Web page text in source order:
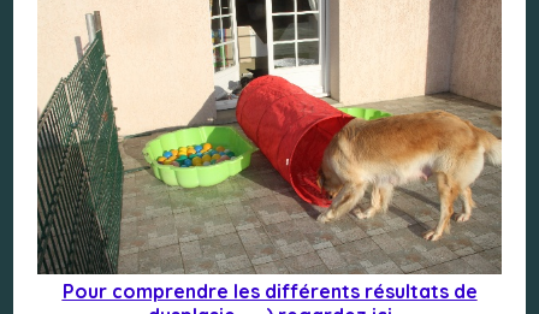
Pour comprendre les différents résultats de